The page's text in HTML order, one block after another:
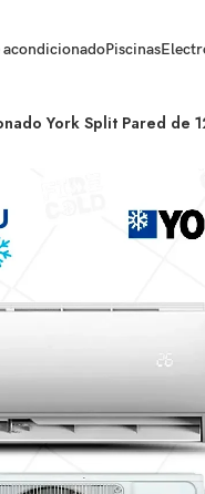
acondicionadoPiscinas
York Split Pared de